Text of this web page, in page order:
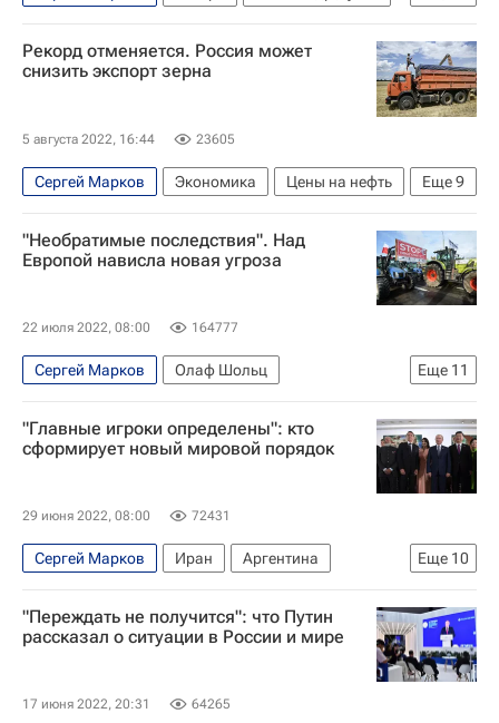
Турция
Россия
Азербайджан
Подрыв автомобиля Дарьи Дугиной
Рекорд отменяется. Россия может
снизить экспорт зерна
5 августа 2022, 16:44 23605
Еще9
Сергей Марков Экономика
Цены на нефть
Владимир Путин
Аркадий Злочевский
Россия
США
Европа
Министерство сельского хозяйства РФ (Минсельхоз России)
Российский зерновой союз
Пшеница
"Необратимые последствия". Над
Европой нависла новая угроза
22 июля 2022, 08:00 164777
Еще 11
Сергей Марков
Олаф Шольц
Александр Дудчак
Германия
Нидерланды
Европа
SAS Lufthansa
Евросоюз
Италия
"Главные игроки определены": кто
сформирует новый мировой порядок
29 июня 2022, 08:00 72431
Еще 10
Сергей Марков Иран
Аргентина
Всемирный банк
Россия
Мария Захарова
Альберто Фернандес
БРИКС
Санкции
"Переждать не получится": что Путин
рассказал о ситуации в России и мире
17 июня 2022, 20:31 64265